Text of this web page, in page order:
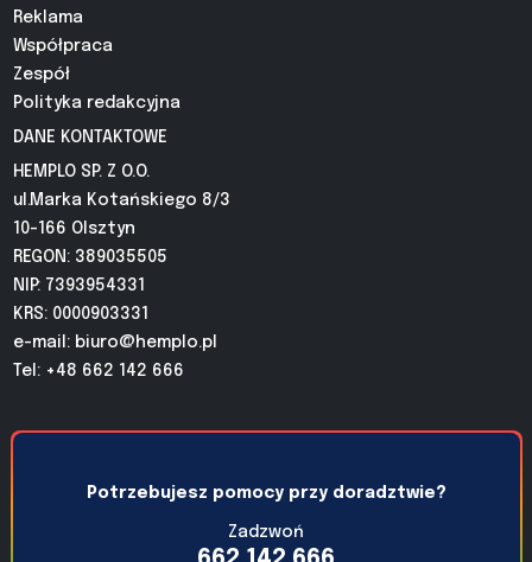
Reklama
Współpraca
Zespół
Polityka redakcyjna
DANE KONTAKTOWE
HEMPLO SP. Z O.O.
ul.Marka Kotańskiego 8/3
10-166 Olsztyn
REGON: 389035505
NIP: 7393954331
KRS: 0000903331
e-mail: biuro@hemplo.pl
Tel: +48 662 142 666
Potrzebujesz pomocy przy doradztwie?
Zadzwoń